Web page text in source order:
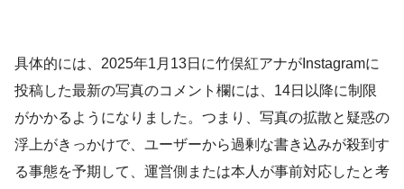
具体的には、2025年1月13日に竹俣紅アナがInstagramに
投稿した最新の写真のコメント欄には、14日以降に制限
がかかるようになりました。つまり、写真の拡散と疑惑の
浮上がきっかけで、ユーザーから過剰な書き込みが殺到す
る事態を予期して、運営側または本人が事前対応したと考